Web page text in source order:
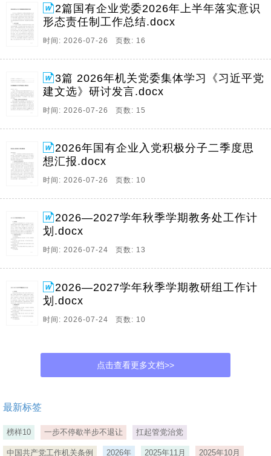
2篇国有企业党委2026年上半年落实意识
形态责任制工作总结.docx
时间: 2026-07-26 页数: 16
3篇 2026年机关党委集体学习《习近平党
建文选》研讨发言.docx
时间: 2026-07-26 页数: 15
2026年国有企业入党积极分子二季度思
想汇报.docx
时间: 2026-07-26 页数: 10
2026—2027学年秋季学期教务处工作计
划.docx
时间: 2026-07-24 页数: 13
2026—2027学年秋季学期教研组工作计
划.docx
时间: 2026-07-24 页数: 10
点击查看更多文档>>
最新标签
榜样10 一步不停歇半步不退让 扛起管党治党
中国共产党工作机关条例 2026年 2025年11月 2025年10月